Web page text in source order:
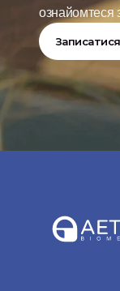
ознайомтеся